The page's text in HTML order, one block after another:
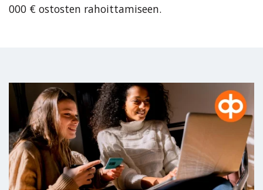
000 € ostosten rahoittamiseen.